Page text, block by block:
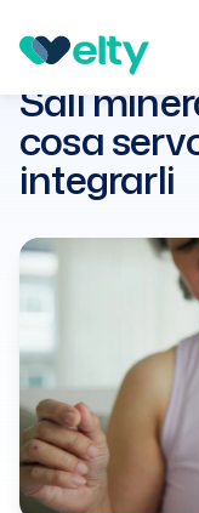
Guide Nutrizione
Sali
cosa
integrarli